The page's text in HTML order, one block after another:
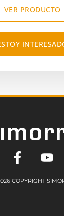
VER PRODUCTO
COPYRIGHT